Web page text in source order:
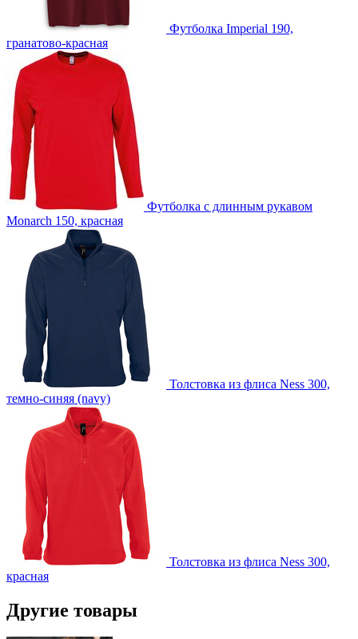
Футболка Imperial 190,
гранатово-красная
Футболка с длинным рукавом
Monarch 150, красная
Толстовка из флиса Ness 300,
темно-синяя (navy)
Толстовка из флиса Ness 300,
красная
Другие товары